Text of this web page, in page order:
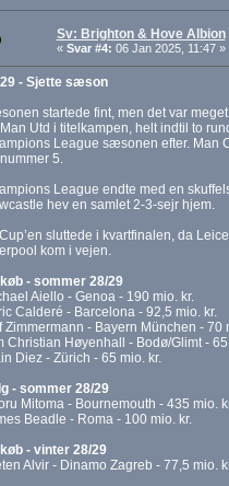
Sv: Brighton & Hove Albion
« Svar #4: 06 Jan 2025, 11:47 »
- Sjette sæson
startede fint, men det var
Utd i titelkampen, helt indtil to
League sæsonen efter. Man
5.
League endte med en
hev en samlet 2-3-sejr hjem.
Cup’en sluttede i kvartfinalen, da
kom i vejen.
- sommer 28/29
Aiello - Genoa - 190 mio. kr.
Calderé - Barcelona - 92,5 mio. kr.
Zimmermann - Bayern München - 70
Christian Høyenhall - Bodø/Glimt - 65
Diez - Zürich - 65 mio. kr.
- sommer 28/29
Mitoma - Bournemouth - 435 mio.
Beadle - Roma - 100 mio. kr.
- vinter 28/29
Alvir - Dinamo Zagreb - 77,5 mio.